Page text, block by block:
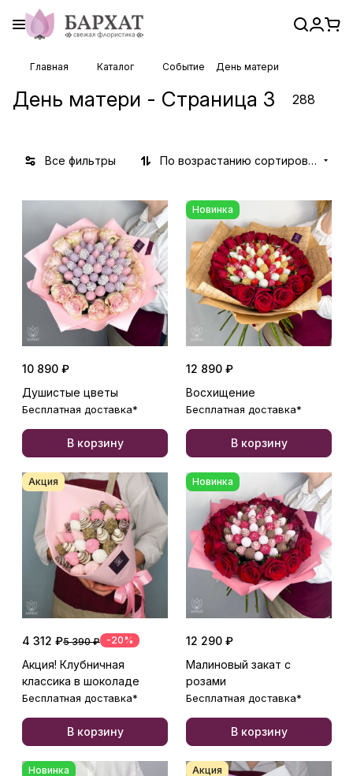
Главная Каталог Событие День матери
День матери - Страница 3 288
Все фильтры По возрастанию сортировки
10 890 ₽
Душистые цветы
Бесплатная доставка*
В корзину
Новинка
12 890 ₽
Восхищение
Бесплатная доставка*
В корзину
Акция
4 312 ₽5 390 ₽ -20%
Акция! Клубничная
классика в шоколаде
Бесплатная доставка*
В корзину
Новинка
12 290 ₽
Малиновый закат с
розами
Бесплатная доставка*
В корзину
Новинка Акция